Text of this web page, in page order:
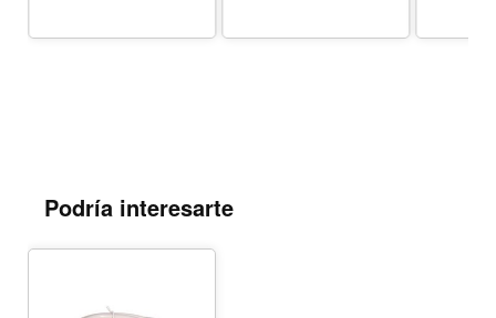
grounded 3-prong
Dorm
Podría interesarte